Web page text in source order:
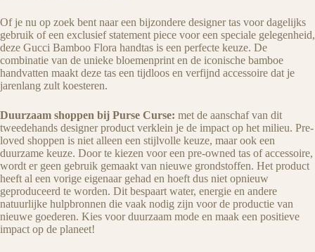
Of je nu op zoek bent naar een bijzondere designer tas voor dagelijks
gebruik of een exclusief statement piece voor een speciale gelegenheid,
deze Gucci Bamboo Flora handtas is een perfecte keuze. De
combinatie van de unieke bloemenprint en de iconische bamboe
handvatten maakt deze tas een tijdloos en verfijnd accessoire dat je
jarenlang zult koesteren.
Duurzaam shoppen bij Purse Curse: met de aanschaf van dit
tweedehands designer product verklein je de impact op het milieu. Pre-
loved shoppen is niet alleen een stijlvolle keuze, maar ook een
duurzame keuze. Door te kiezen voor een pre-owned tas of accessoire,
wordt er geen gebruik gemaakt van nieuwe grondstoffen. Het product
heeft al een vorige eigenaar gehad en hoeft dus niet opnieuw
geproduceerd te worden. Dit bespaart water, energie en andere
natuurlijke hulpbronnen die vaak nodig zijn voor de productie van
nieuwe goederen. Kies voor duurzaam mode en maak een positieve
impact op de planeet!